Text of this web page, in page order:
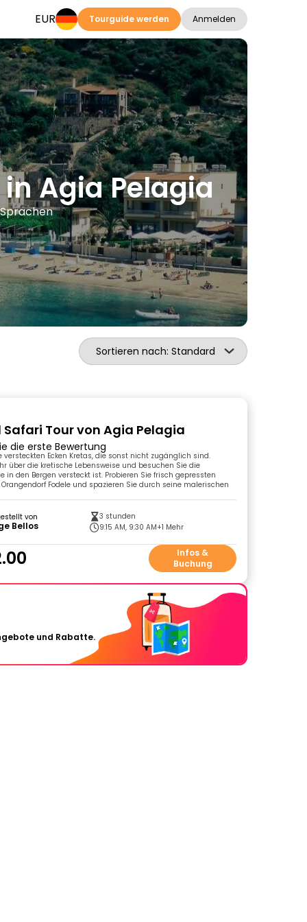
EUR Tourguide werden Anmelden
Agia Pelagia
Sortieren nach: Standard
Safari Tour von Agia Pelagia
die erste Bewertung
versteckten Ecken Kretas, die sonst nicht zugänglich sind.
über die kretische Lebensweise und besuchen Sie die
in den Bergen versteckt ist. Probieren Sie frisch gepressten
Fodele und spazieren Sie durch seine malerischen
von
Bellos
3 stunden
9:15 AM, 9:30 AM+1 Mehr
Infos &
Buchung
und Rabatte.